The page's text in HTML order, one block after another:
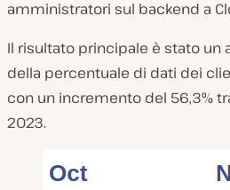
amministratori sul backend a
Il risultato principale è stato un
della percentuale di dati dei
con un incremento del 56,3%
2023.